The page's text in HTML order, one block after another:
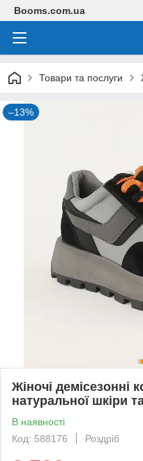
Booms.com.ua
Товари та послуги
–13%
Жіночі демісезонні
натуральної шкіри
В наявності
Код: 588176
Роздріб